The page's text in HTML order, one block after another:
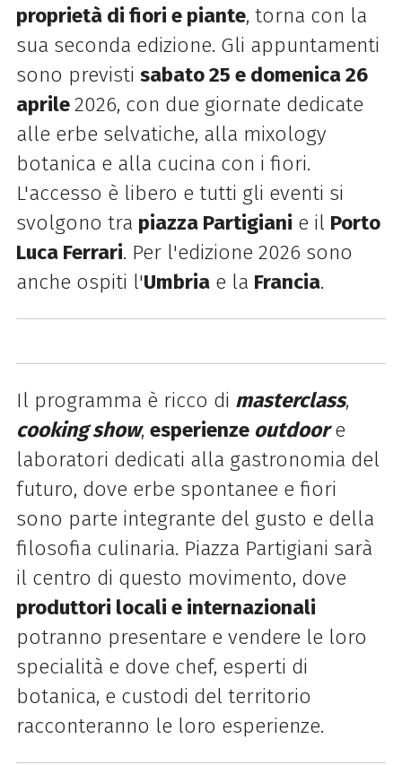
proprietà di fiori e piante, torna con la
sua seconda edizione. Gli appuntamenti
sono previsti sabato 25 e domenica 26
aprile2026, con due giornate dedicate
alle erbe selvatiche, alla mixology
botanica e alla cucina con i fiori.
L'accesso è libero e tutti gli eventi si
svolgono tra piazza Partigiani e il Porto
Luca Ferrari. Per l'edizione 2026 sono
anche ospiti l'Umbriae la Francia.
Il programma è ricco di masterclass,
cooking show, esperienze outdoore
laboratori dedicati alla gastronomia del
futuro, dove erbe spontanee e fiori
sono parte integrante del gusto e della
filosofia culinaria. Piazza Partigiani sarà
il centro di questo movimento, dove
produttori locali e internazionali
potranno presentare e vendere le loro
specialità e dove chef, esperti di
botanica, e custodi del territorio
racconteranno le loro esperienze.